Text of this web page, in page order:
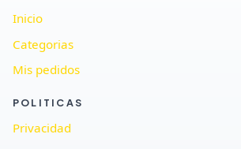
Inicio
Categorias
Mis pedidos
POLITICAS
Privacidad